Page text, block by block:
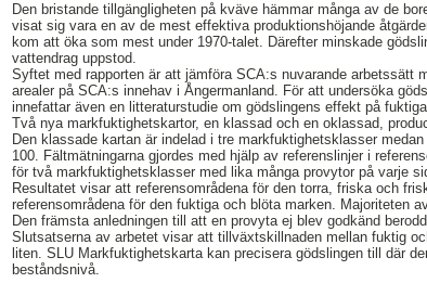
Den bristande tillgängligheten på kväve hämmar många av de
visat sig vara en av de mest effektiva produktionshöjande
kom att öka som mest under 1970-talet. Därefter minskade
vattendrag uppstod.
Syftet med rapporten är att jämföra SCA:s nuvarande arbetssätt
arealer på SCA:s innehav i Ångermanland. För att undersöka
innefattar även en litteraturstudie om gödslingens effekt på
Två nya markfuktighetskartor, en klassad och en oklassad,
Den klassade kartan är indelad i tre markfuktighetsklasser
100. Fältmätningarna gjordes med hjälp av referenslinjer i
för två markfuktighetsklasser med lika många provytor på varje
Resultatet visar att referensområdena för den torra, friska och
referensområdena för den fuktiga och blöta marken. Majoriteten
Den främsta anledningen till att en provyta ej blev godkänd
Slutsatserna av arbetet visar att tillväxtskillnaden mellan fuktig
liten. SLU Markfuktighetskarta kan precisera gödslingen till där
beståndsnivå.